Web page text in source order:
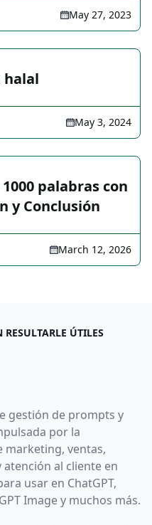
May 27, 2023
halal
May 3, 2024
palabras con
y Conclusión
March 12, 2026
RESULTARLE ÚTILES
gestión de prompts y
por la
marketing, ventas,
al cliente en
usar en ChatGPT,
Image y muchos más.